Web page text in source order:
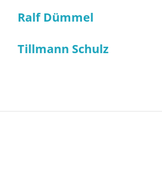
Ralf Dümmel
Tillmann Schulz